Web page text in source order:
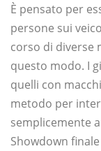
È pensato per
persone sui
corso di diverse
questo modo. I
quelli con
metodo per
semplicemente
Showdown